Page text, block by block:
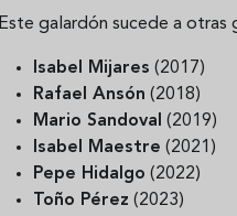
Este galardón sucede a otras
Isabel Mijares (2017)
Rafael Ansón (2018)
Mario Sandoval (2019)
Isabel Maestre (2021)
Pepe Hidalgo (2022)
Toño Pérez (2023)